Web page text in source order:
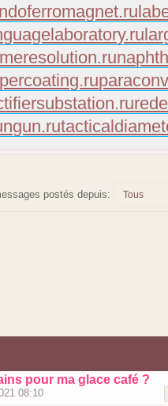
postés depuis:
pour ma glace café ?
08:10